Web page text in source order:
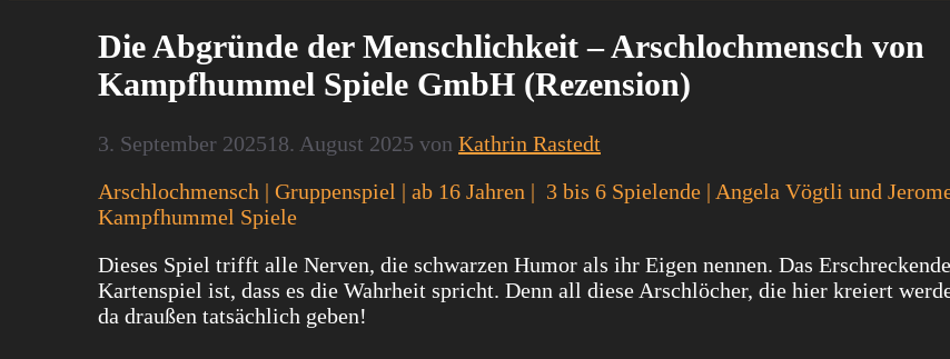
Die Abgründe der Menschlichkeit – Arschlochmensch von
Kampfhummel Spiele GmbH (Rezension)
3. September 202518. August 2025 von Kathrin Rastedt
Arschlochmensch | Gruppenspiel | ab 16 Jahren | 3 bis 6 Spielende | Angela Vögtli und
Kampfhummel Spiele
Dieses Spiel trifft alle Nerven, die schwarzen Humor als ihr Eigen nennen. Das
Kartenspiel ist, dass es die Wahrheit spricht. Denn all diese Arschlöcher, die hier kreiert
da draußen tatsächlich geben!